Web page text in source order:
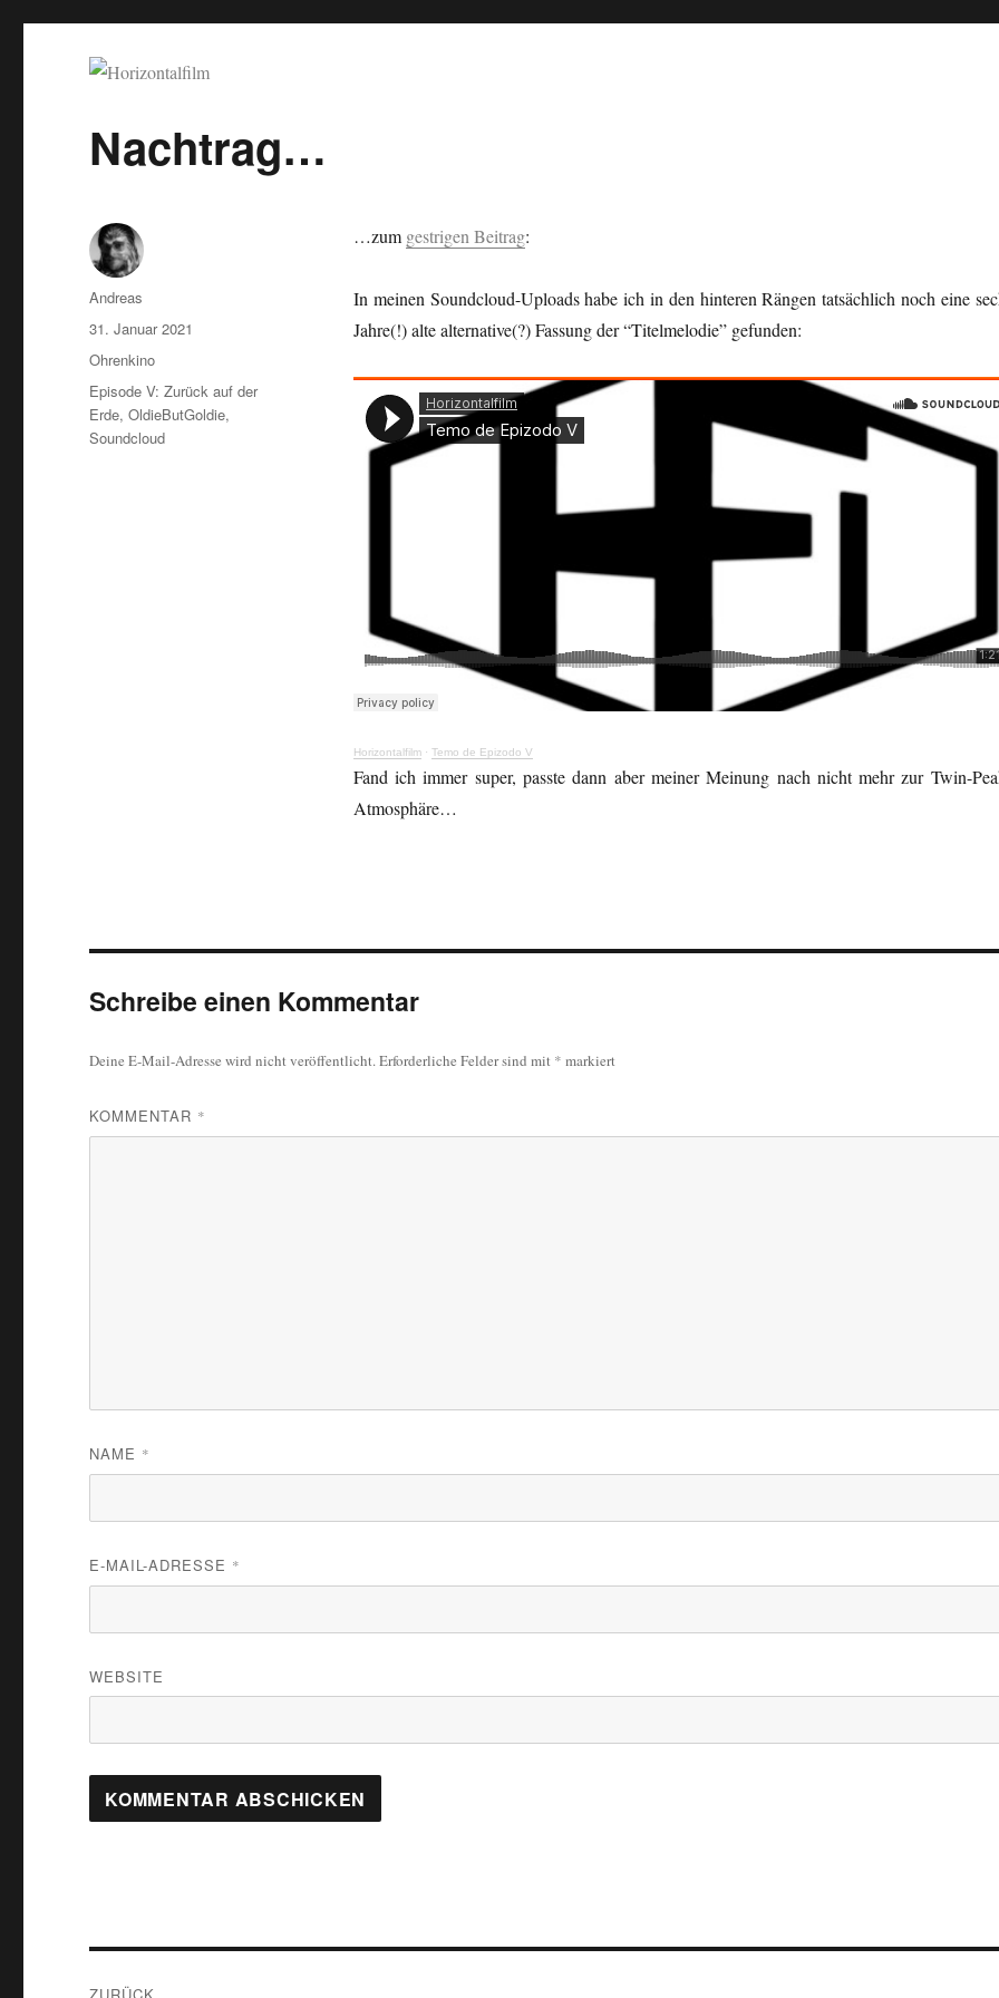
Nachtrag…
…zum gestrigen Beitrag:
In meinen Soundcloud-Uploads habe ich in den hinteren Rängen tatsächlich noch eine
Jahre(!) alte alternative(?) Fassung der “Titelmelodie” gefunden:
Horizontalfilm· Temo de Epizodo V
Fand ich immer super, passte dann aber meiner Meinung nach nicht mehr zur Twin-
Atmosphäre…
Autor
Andreas
Veröffentlicht
am
31. Januar 2021
Kategorien
Ohrenkino
Schlagwörter
Episode V: Zurück auf der
Erde,OldieButGoldie,
Soundcloud
Schreibe einen Kommentar
Deine E-Mail-Adresse wird nicht veröffentlicht.Erforderliche Felder sind mit * markiert
KOMMENTAR *
NAME *
E-MAIL-ADRESSE *
WEBSITE